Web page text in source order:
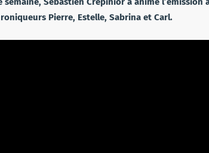
Pierre, Estelle, Sabrina et Carl.